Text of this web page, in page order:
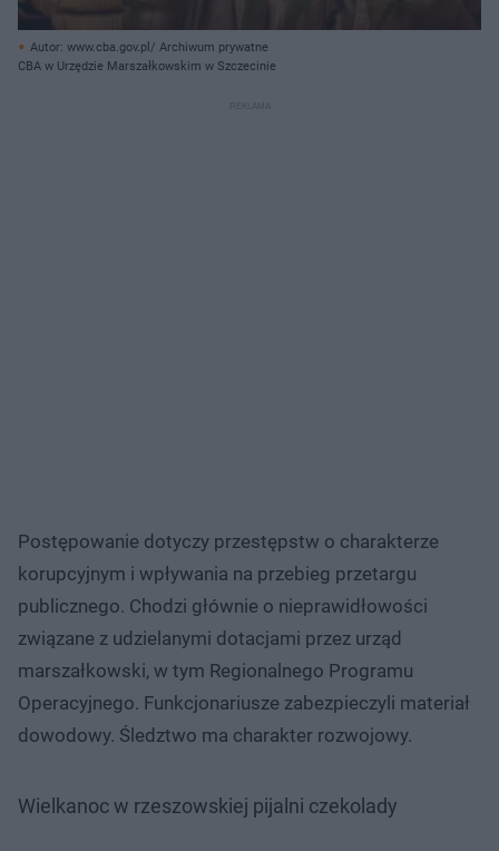
Autor: www.cba.gov.pl/ Archiwum prywatne
CBA w Urzędzie Marszałkowskim w Szczecinie
Postępowanie dotyczy przestępstw o charakterze
korupcyjnym i wpływania na przebieg przetargu
publicznego. Chodzi głównie o nieprawidłowości
związane z udzielanymi dotacjami przez urząd
marszałkowski, w tym Regionalnego Programu
Operacyjnego. Funkcjonariusze zabezpieczyli materiał
dowodowy. Śledztwo ma charakter rozwojowy.
Wielkanoc w rzeszowskiej pijalni czekolady